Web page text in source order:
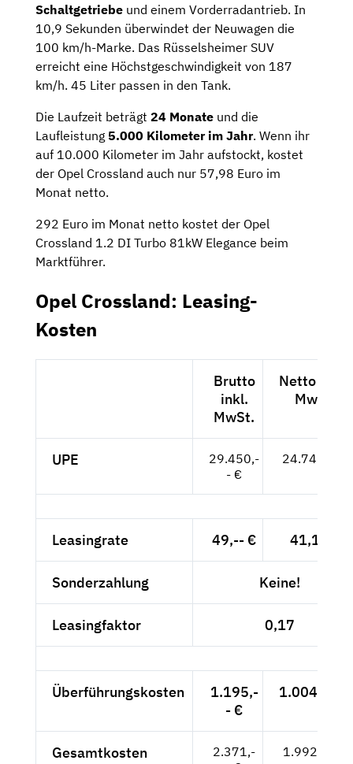
Schaltgetriebe und einem Vorderradantrieb. In
10,9 Sekunden überwindet der Neuwagen die
100 km/h-Marke. Das Rüsselsheimer SUV
erreicht eine Höchstgeschwindigkeit von 187
km/h. 45 Liter passen in den Tank.
Die Laufzeit beträgt 24 Monate und die
Laufleistung 5.000 Kilometer im Jahr. Wenn ihr
auf 10.000 Kilometer im Jahr aufstockt, kostet
der Opel Crossland auch nur 57,98 Euro im
Monat netto.
292 Euro im Monat netto kostet der Opel
Crossland 1.2 DI Turbo 81kW Elegance beim
Marktführer.
Opel Crossland: Leasing-
Kosten
Brutto
inkl.
MwSt.
Netto exkl.
MwSt.
UPE
29.450,-
- €
24.748,-- €
Leasingrate 49,-- € 41,18 €
Sonderzahlung Keine!
Leasingfaktor 0,17
Überführungskosten
1.195,-
- €
1.004,20 €
Gesamtkosten
2.371,-
1.992,44 €